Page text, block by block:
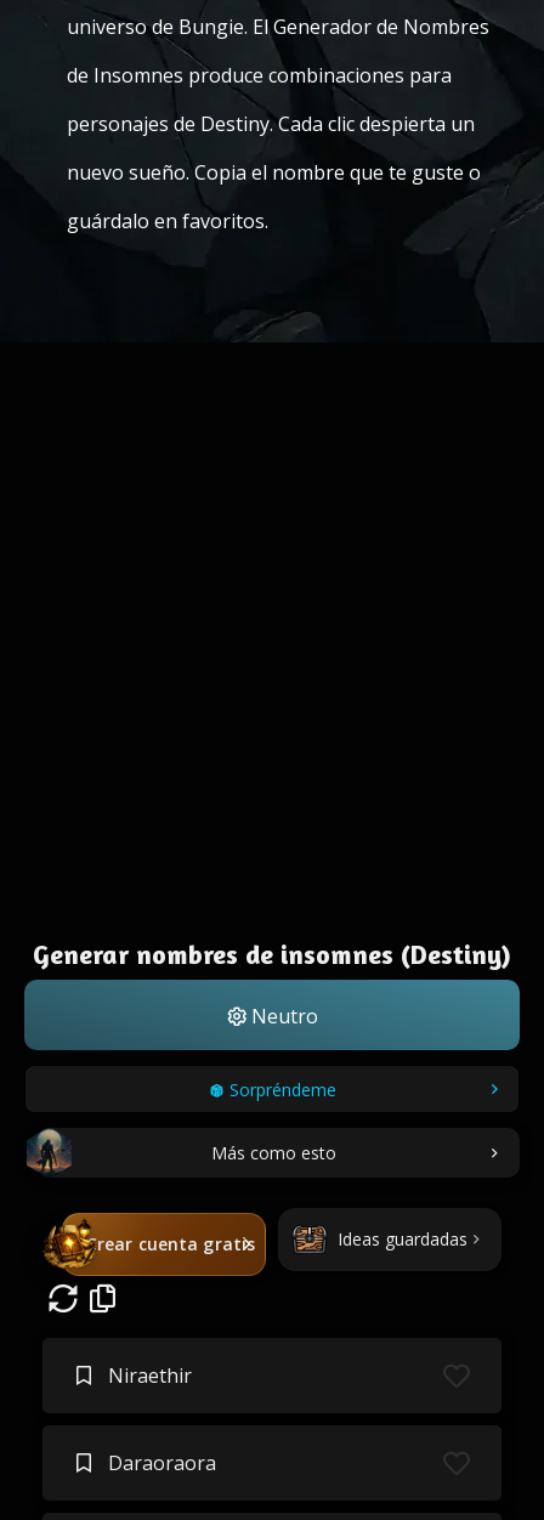
universo de Bungie. El Generador de Nombres
de Insomnes produce combinaciones para
personajes de Destiny. Cada clic despierta un
nuevo sueño. Copia el nombre que te guste o
guárdalo en favoritos.
Generar nombres de insomnes (Destiny)
Neutro
Sorpréndeme
Más como esto
Crear cuenta gratis Ideas guardadas
Niraethir
Daraoraora